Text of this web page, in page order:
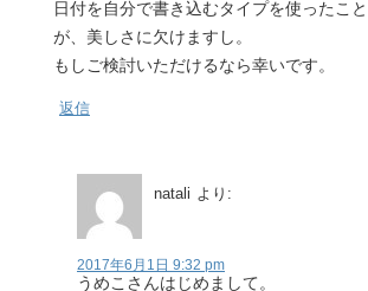
日付を自分で書き込むタイプを使ったこ
が、美しさに欠けますし。
もしご検討いただけるなら幸いです。
返信
natali より:
2017年6月1日 9:32 pm
うめこさんはじめまして。